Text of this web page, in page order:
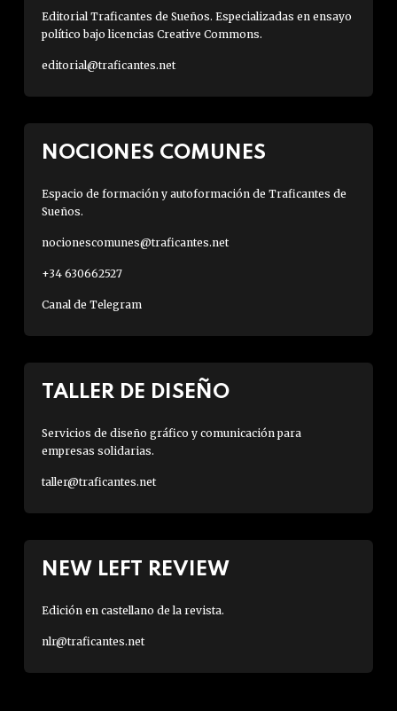
Editorial Traficantes de Sueños. Especializadas en ensayo
político bajo licencias Creative Commons.
editorial@traficantes.net
NOCIONES COMUNES
Espacio de formación y autoformación de Traficantes de
Sueños.
nocionescomunes@traficantes.net
+34 630662527
Canal de Telegram
TALLER DE DISEÑO
Servicios de diseño gráfico y comunicación para
empresas solidarias.
taller@traficantes.net
NEW LEFT REVIEW
Edición en castellano de la revista.
nlr@traficantes.net